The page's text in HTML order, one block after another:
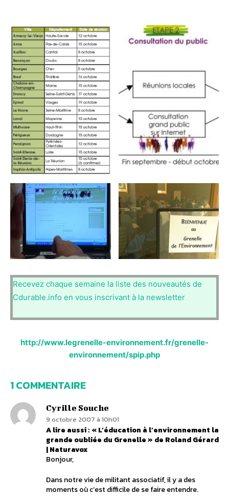
Recevez chaque semaine la liste des nouveautés de
Cdurable.info en vous inscrivant à la newsletter
http://www.legrenelle-environnement.fr/grenelle-
environnement/spip.php
1 COMMENTAIRE
Cyrille Souche
9 octobre 2007 à 10h01
A lire aussi : « L’éducation à l’environnement la
grande oubliée du Grenelle » de Roland Gérard
| Naturavox
Bonjour,
Dans notre vie de militant associatif, il y a des
moments où c’est difficile de se faire entendre.